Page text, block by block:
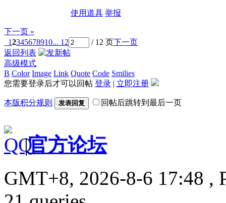
使用道具 举报
下一页 »
12345678910... 12 / 12 页下一页
返回列表
高级模式
B Color Image Link Quote Code Smilies
您需要登录后才可以回帖 登录 | 立即注册
本版积分规则 发表回复 回帖后跳转到最后一页
|官方论坛
GMT+8, 2026-8-6 17:48 ,